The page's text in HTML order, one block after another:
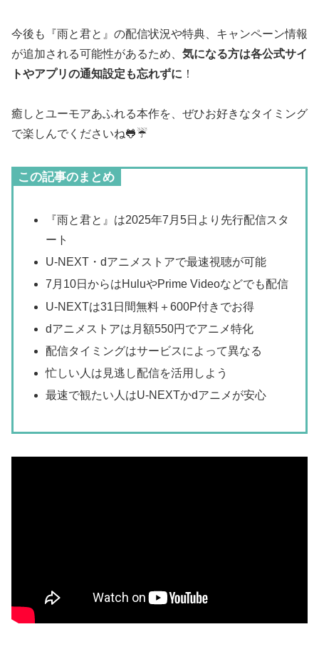
今後も『雨と君と』の配信状況や特典、キャンペーン情報
が追加される可能性があるため、 気になる方は各公式サイ
トやアプリの通知設定も忘れずに ！
癒しとユーモアあふれる本作を、ぜひお好きなタイミング
で楽しんでくださいね🐸☔
この記事のまとめ
『雨と君と』は2025年7月5日より先行配信スタ
ート
U-NEXT・dアニメストアで最速視聴が可能
7月10日からはHuluやPrime Videoなどでも配信
U-NEXTは31日間無料＋600P付きでお得
dアニメストアは月額550円でアニメ特化
配信タイミングはサービスによって異なる
忙しい人は見逃し配信を活用しよう
最速で観たい人はU-NEXTかdアニメが安心